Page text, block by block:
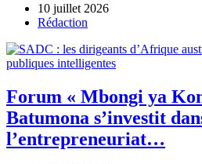
10 juillet 2026
Author
Rédaction
Forum « Mbongi ya
Batumona s’investit
l’entrepreneuriat…